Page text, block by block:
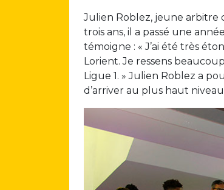
Julien Roblez, jeune arbitre
trois ans, il a passé une
témoigne : « J’ai été très
Lorient. Je ressens
Ligue 1. » Julien Roblez a
d’arriver au plus haut